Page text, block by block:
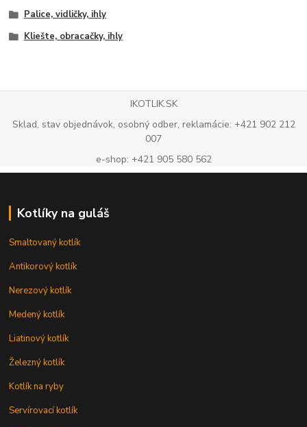
Palice, vidličky, ihly
Kliešte, obracačky, ihly
IKOTLIK.SK
Sklad, stav objednávok, osobný odber, reklamácie: +421 902 212
007
e-shop: +421 905 580 562
Kotlíky na guláš
Smaltovaný kotlík
Antikorový kotlík
Nerezový kotlík
Medený kotlík
Liatinový kotlík
Železný kotlík
Kotlík na ryby
Servírovací kotlík